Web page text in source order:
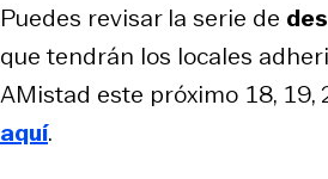
Puedes revisar la serie de
que tendrán los locales
AMistad este próximo 18, 19,
aquí.